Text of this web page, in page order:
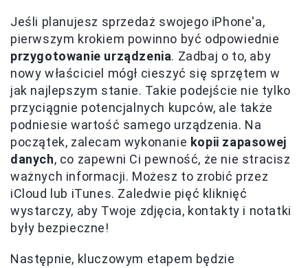
Jeśli planujesz sprzedaż swojego iPhone'a,
pierwszym krokiem powinno być odpowiednie
przygotowanie urządzenia. Zadbaj o to, aby
nowy właściciel mógł cieszyć się sprzętem w
jak najlepszym stanie. Takie podejście nie tylko
przyciągnie potencjalnych kupców, ale także
podniesie wartość samego urządzenia. Na
początek, zalecam wykonanie kopii zapasowej
danych, co zapewni Ci pewność, że nie stracisz
ważnych informacji. Możesz to zrobić przez
iCloud lub iTunes. Zaledwie pięć kliknięć
wystarczy, aby Twoje zdjęcia, kontakty i notatki
były bezpieczne!
Następnie, kluczowym etapem będzie